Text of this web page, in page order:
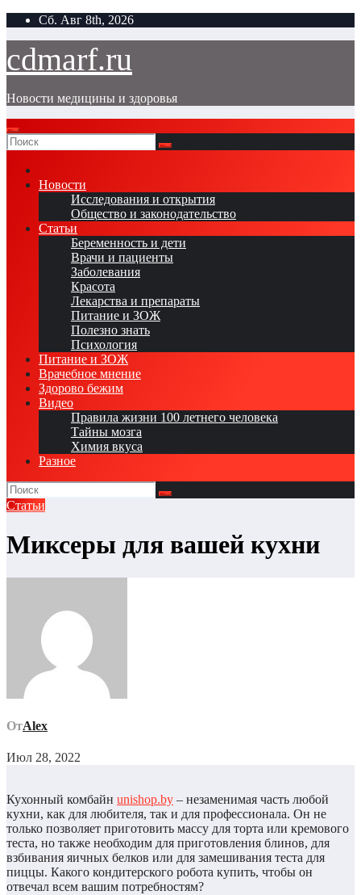
Перейти
содержимому
Сб. Авг 8th, 2026
cdmarf.ru
Новости медицины и здоровья
Новости
Исследования и открытия
Общество и законодательство
Статьи
Беременность и дети
Врачи и пациенты
Заболевания
Красота
Лекарства и препараты
Питание и ЗОЖ
Полезно знать
Психология
Питание и ЗОЖ
Врачебное мнение
Здорово бежим
Видео
Правила жизни 100 летнего человека
Тайны мозга
Химия вкуса
Разное
Статьи
Миксеры для вашей кухни
ОтAlex
Июл 28, 2022
Кухонный комбайн unishop.by – незаменимая часть любой
кухни, как для любителя, так и для профессионала. Он не
только позволяет приготовить массу для торта или кремового
теста, но также необходим для приготовления блинов, для
взбивания яичных белков или для замешивания теста для
пиццы. Какого кондитерского робота купить, чтобы он
отвечал всем вашим потребностям?